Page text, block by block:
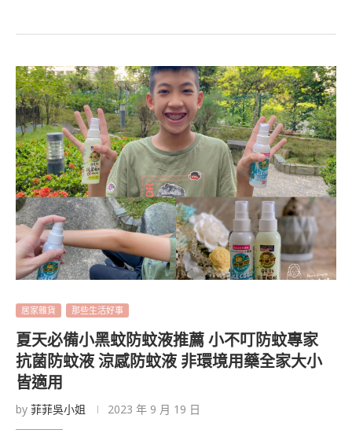
居家雜貨 那些生活好事
夏天必備小黑蚊防蚊液推薦 小不叮防蚊專家
抗菌防蚊液 涼感防蚊液 非環境用藥全家大小
皆適用
by 菲菲吳小姐 2023 年 9 月 19 日